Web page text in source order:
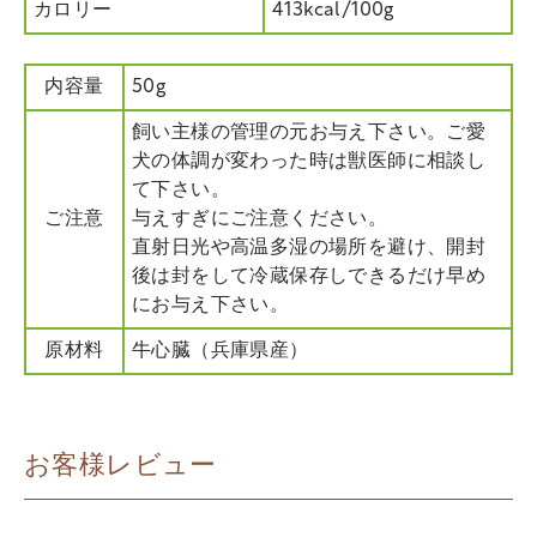
カロリー 413kcal/100g
内容量 50g
ご注意
飼い主様の管理の元お与え下さい。ご愛
犬の体調が変わった時は獣医師に相談し
て下さい。
与えすぎにご注意ください。
直射日光や高温多湿の場所を避け、開封
後は封をして冷蔵保存しできるだけ早め
にお与え下さい。
原材料 牛心臓（兵庫県産）
お客様レビュー